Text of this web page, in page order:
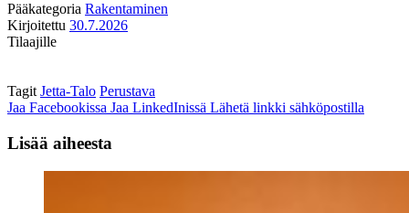
Pääkategoria Rakentaminen
Kirjoitettu 30.7.2026
Tilaajille
Tagit Jetta-Talo Perustava
Jaa Facebookissa Jaa LinkedInissä Lähetä linkki sähköpostilla
Lisää aiheesta